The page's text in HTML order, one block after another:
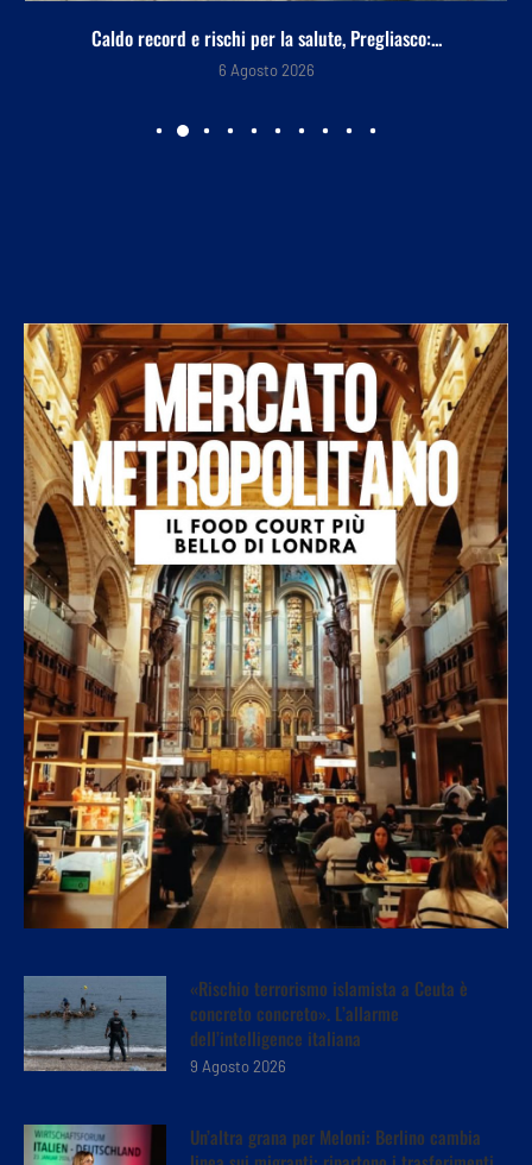
Caldo record e rischi per la salute, Pregliasco:...
6 Agosto 2026
«Rischio terrorismo islamista a Ceuta è
concreto concreto». L’allarme
dell’intelligence italiana
9 Agosto 2026
Un’altra grana per Meloni: Berlino cambia